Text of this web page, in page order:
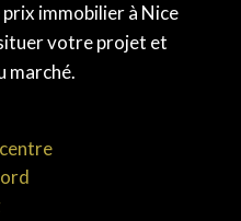
immobilier à Nice
votre projet et
marché.